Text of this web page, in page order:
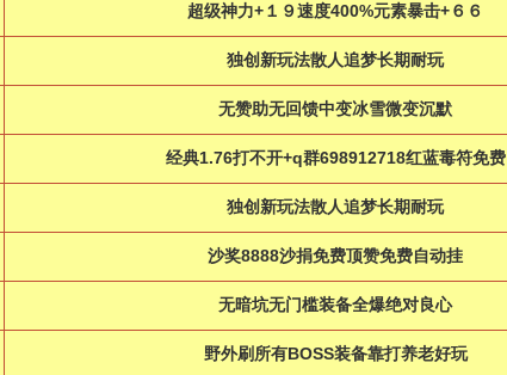
超级神力+１９速度400%元素暴击+６６
独创新玩法散人追梦长期耐玩
无赞助无回馈中变冰雪微变沉默
经典1.76打不开+q群698912718红蓝毒符免费
独创新玩法散人追梦长期耐玩
沙奖8888沙捐免费顶赞免费自动挂
无暗坑无门槛装备全爆绝对良心
野外刷所有BOSS装备靠打养老好玩